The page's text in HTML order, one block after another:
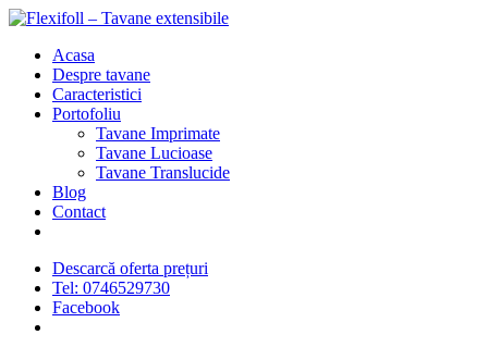
Acasa
Despre tavane
Caracteristici
Portofoliu
Tavane Imprimate
Tavane Lucioase
Tavane Translucide
Blog
Contact
Descarcă oferta prețuri
Tel: 0746529730
Facebook